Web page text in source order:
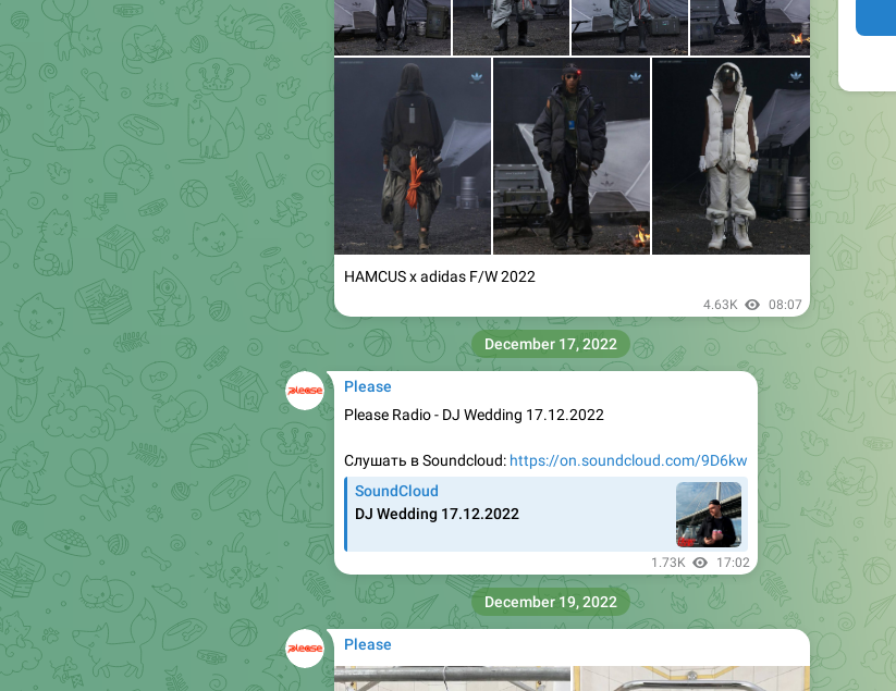
HAMCUS x adidas F/W 2022
4.63K 08:07
Please
Please Radio - DJ Wedding 17.12.2022
Слушать в Soundcloud: https://on.soundcloud.com/9D6kw
SoundCloud
DJ Wedding 17.12.2022
1.73K 17:02
December 17, 2022
Please
December 19, 2022